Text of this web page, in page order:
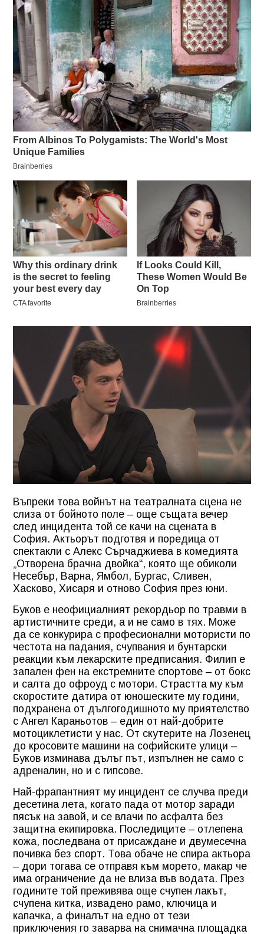
Въпреки това войнът на театралната сцена не
слиза от бойното поле – още същата вечер
след инцидента той се качи на сцената в
София. Актьорът подготвя и поредица от
спектакли с Алекс Сърчаджиева в комедията
„Отворена брачна двойка“, която ще обиколи
Несебър, Варна, Ямбол, Бургас, Сливен,
Хасково, Хисаря и отново София през юни.
Буков е неофициалният рекордьор по травми в
артистичните среди, а и не само в тях. Може
да се конкурира с професионални мотористи по
честота на падания, счупвания и бунтарски
реакции към лекарските предписания. Филип е
запален фен на екстремните спортове – от бокс
и салта до офроуд с мотори. Страстта му към
скоростите датира от юношеските му години,
подхранена от дългогодишното му приятелство
с Ангел Караньотов – един от най-добрите
мотоциклетисти у нас. От скутерите на Лозенец
до кросовите машини на софийските улици –
Буков изминава дълъг път, изпълнен не само с
адреналин, но и с гипсове.
Най-фрапантният му инцидент се случва преди
десетина лета, когато пада от мотор заради
пясък на завой, и се влачи по асфалта без
защитна екипировка. Последиците – отлепена
кожа, последвана от присаждане и двумесечна
почивка без спорт. Това обаче не спира актьора
– дори тогава се отправя към морето, макар че
има ограничение да не влиза във водата. През
годините той преживява още счупен лакът,
счупена китка, извадено рамо, ключица и
капачка, а финалът на едно от тези
приключения го заварва на снимачна площадка